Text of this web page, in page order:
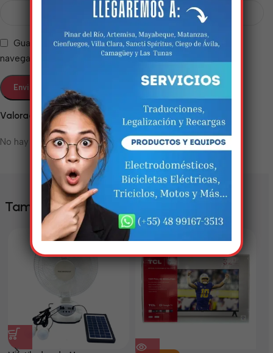
Valoraciones
No hay valoraciones aún.
Guarda mi nombre, correo electrónico y web en este
navegador para la próxima vez que comente.
También te puede interesar
Estamos trabalhando
nisso!
Em breve, esta página estará
disponível com novidades
incríveis. Agradecemos pela
paciência e compreensão.